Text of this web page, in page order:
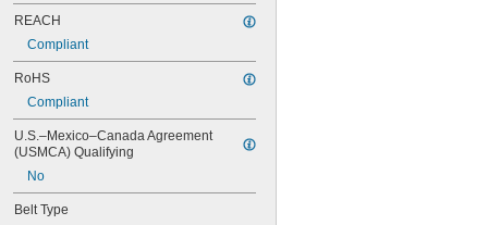
88MXL012
88MXL025
90MXL012
90XL025
90XL031
90XL050
91MXL025
96MXL012
REACH
Compliant
RoHS
Compliant
U.S.–Mexico–Canada Agreement
(USMCA) Qualifying
No
Belt Type